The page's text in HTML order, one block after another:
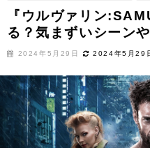
『ウルヴァリン
る？気まずいシーン
2024年5月29日 2024年5月29